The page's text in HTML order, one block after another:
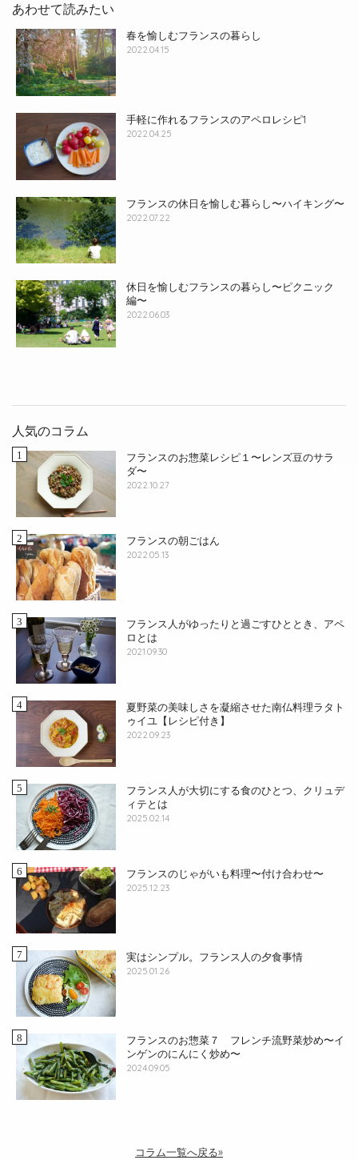
あわせて読みたい
春を愉しむフランスの暮らし
2022.04.15
手軽に作れるフランスのアペロレシピ1
2022.04.25
フランスの休日を愉しむ暮らし〜ハイキング〜
2022.07.22
休日を愉しむフランスの暮らし〜ピクニック
編〜
2022.06.03
人気のコラム
フランスのお惣菜レシピ１〜レンズ豆のサラ
ダ〜
2022.10.27
フランスの朝ごはん
2022.05.13
フランス人がゆったりと過ごすひととき、アペ
ロとは
2021.09.30
夏野菜の美味しさを凝縮させた南仏料理ラタト
ゥイユ【レシピ付き】
2022.09.23
フランス人が大切にする食のひとつ、クリュデ
ィテとは
2025.02.14
フランスのじゃがいも料理〜付け合わせ〜
2025.12.23
実はシンプル。フランス人の夕食事情
2025.01.26
フランスのお惣菜７ フレンチ流野菜炒め〜イ
ンゲンのにんにく炒め〜
2024.09.05
コラム一覧へ戻る»